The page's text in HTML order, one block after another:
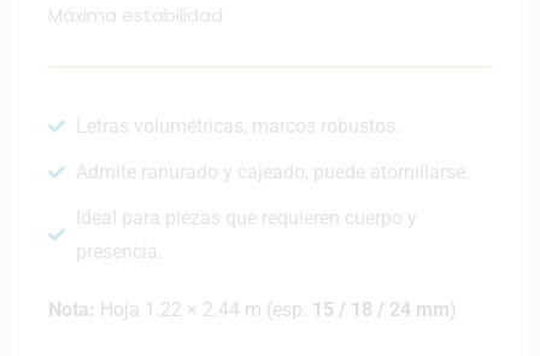
Máxima estabilidad
Letras volumétricas, marcos robustos.
Admite ranurado y cajeado, puede atornillarse.
Ideal para piezas que requieren cuerpo y
presencia.
Nota: Hoja 1.22 × 2.44 m (esp: 15 / 18 / 24 mm)